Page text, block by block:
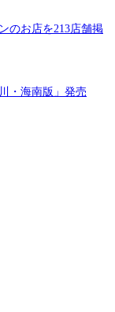
のお店を213店舗掲
・海南版」発売